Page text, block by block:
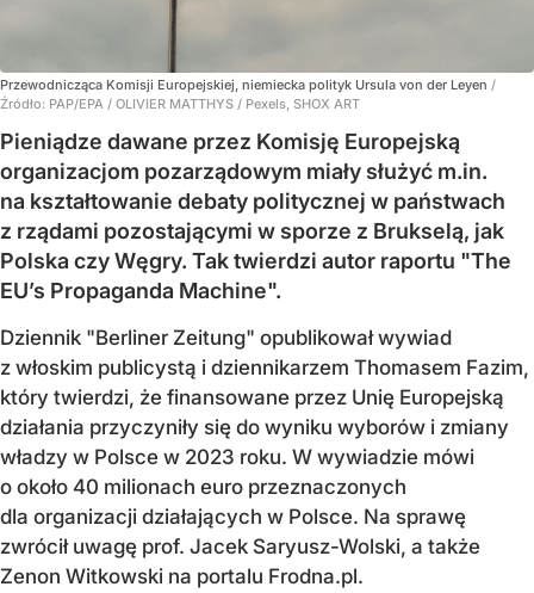
Przewodnicząca Komisji Europejskiej, niemiecka polityk Ursula von der Leyen /
Źródło: PAP/EPA / OLIVIER MATTHYS / Pexels, SHOX ART
Pieniądze dawane przez Komisję Europejską
organizacjom pozarządowym miały służyć m.in.
na kształtowanie debaty politycznej w państwach
z rządami pozostającymi w sporze z Brukselą, jak
Polska czy Węgry. Tak twierdzi autor raportu "The
EU’s Propaganda Machine".
Dziennik "Berliner Zeitung" opublikował wywiad
z włoskim publicystą i dziennikarzem Thomasem Fazim,
który twierdzi, że finansowane przez Unię Europejską
działania przyczyniły się do wyniku wyborów i zmiany
władzy w Polsce w 2023 roku. W wywiadzie mówi
o około 40 milionach euro przeznaczonych
dla organizacji działających w Polsce. Na sprawę
zwrócił uwagę prof. Jacek Saryusz-Wolski, a także
Zenon Witkowski na portalu Frodna.pl.